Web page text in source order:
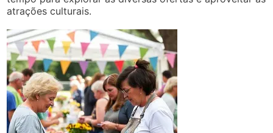
atrações culturais.